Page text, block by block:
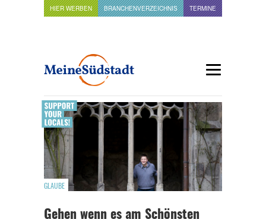
HIER WERBEN BRANCHENVERZEICHNIS TERMINE
GLAUBE
Gehen wenn es am Schönsten